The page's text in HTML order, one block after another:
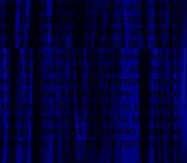
del lavoro i giovani hanno
di appartenenza, accresciuto la
a valore i propri talenti, attraverso
teatrale, creando un circuito
musical che è di comunità; perché
fare arte era legata all’idea di
la direzione da prendere ora è
in una conversazione intima e
tutto un “fare scuola”: la partenza,
una comunità. Inoltre la posizione
intimo ma di transito come la
è in grado di parlare a un